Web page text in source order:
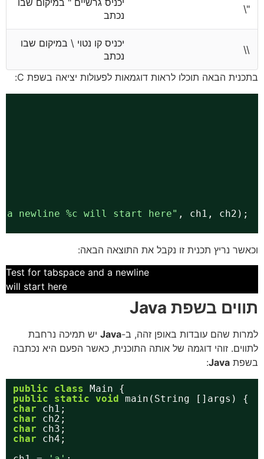
"\
יכניס גרשיים " במיקום שבו
נכתב
\\
יכניס קו נטוי \ במיקום שבו
נכתב
בתכנית הבאה תוכלו לראות דוגמאות לפעולות יציאה בשפת C:
a newline %c will start here" , ch1, ch2);
וכאשר נריץ תכנית זו נקבל את התוצאה הבאה:
Test for tabspace and a newline
will start here
תווים בשפת Java
למרות שהם עובדות באופן זהה, ב-Java יש תמיכה נרחבת
לתווים. זוהי דוגמה של אותה התוכנית, כאשר הפעם היא נכתבה
בשפת Java
:
public class
Main {
public
static void
main(String []args) {
char
ch1;
char
ch2;
char
ch3;
char
ch4;